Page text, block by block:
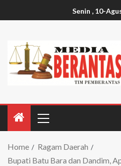
Senin , 10-
Home
Ragam Daerah
Bupati Batu Bara dan Dandim,